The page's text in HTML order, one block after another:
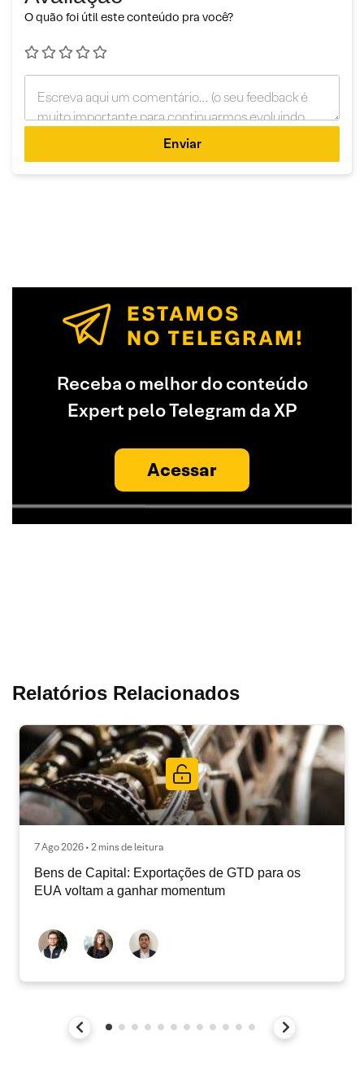
O quão foi útil este conteúdo pra você?
Enviar
Receba o melhor do conteúdo
Expert pelo Telegram da XP
Acessar
Relatórios Relacionados
7 Ago 2026 • 2 mins de leitura
Bens de Capital: Exportações de GTD para os
EUA voltam a ganhar momentum